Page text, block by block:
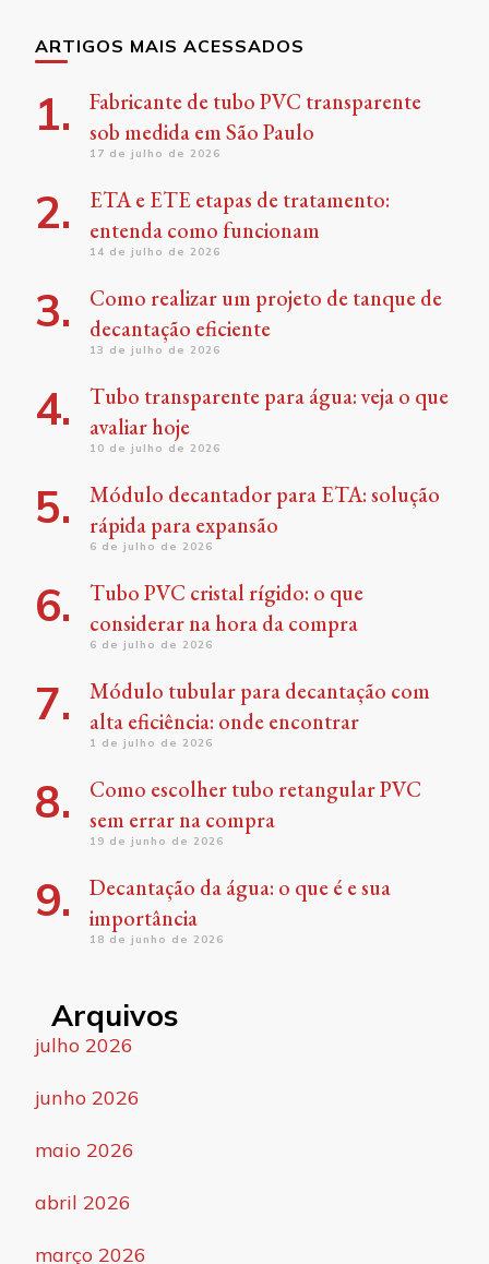
ARTIGOS MAIS ACESSADOS
Fabricante de tubo PVC transparente
sob medida em São Paulo
17 de julho de 2026
ETA e ETE etapas de tratamento:
entenda como funcionam
14 de julho de 2026
Como realizar um projeto de tanque de
decantação eficiente
13 de julho de 2026
Tubo transparente para água: veja o que
avaliar hoje
10 de julho de 2026
Módulo decantador para ETA: solução
rápida para expansão
6 de julho de 2026
Tubo PVC cristal rígido: o que
considerar na hora da compra
6 de julho de 2026
Módulo tubular para decantação com
alta eficiência: onde encontrar
1 de julho de 2026
Como escolher tubo retangular PVC
sem errar na compra
19 de junho de 2026
Decantação da água: o que é e sua
importância
18 de junho de 2026
Arquivos
julho 2026
junho 2026
maio 2026
abril 2026
março 2026